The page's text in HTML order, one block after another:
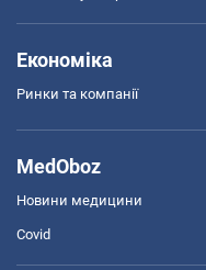
Економіка
Ринки та компанії
MedOboz
Новини медицини
Covid